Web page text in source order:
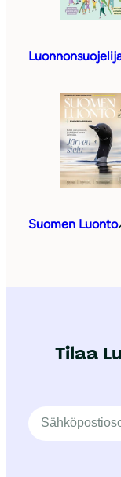
Suomen Luonto
Tilaa